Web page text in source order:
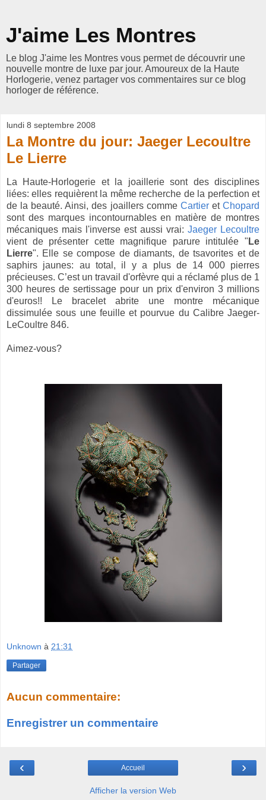
J'aime Les Montres
Le blog J'aime les Montres vous permet de découvrir une
nouvelle montre de luxe par jour. Amoureux de la Haute
Horlogerie, venez partager vos commentaires sur ce blog
horloger de référence.
lundi 8 septembre 2008
La Montre du jour: Jaeger Lecoultre
Le Lierre
La Haute-Horlogerie et la joaillerie sont des disciplines
liées: elles requièrent la même recherche de la perfection et
de la beauté. Ainsi, des joaillers comme CartieretChopard
sont des marques incontournables en matière de montres
mécaniques mais l'inverse est aussi vrai: Jaeger Lecoultre
vient de présenter cette magnifique parure intitulée " Le
Lierre". Elle se compose de diamants, de tsavorites et de
saphirs jaunes: au total, il y a plus de 14 000 pierres
précieuses. C’est un travail d'orfèvre qui a réclamé plus de 1
300 heures de sertissage pour un prix d'environ 3 millions
d'euros!! Le bracelet abrite une montre mécanique
dissimulée sous une feuille et pourvue du Calibre Jaeger-
LeCoultre 846.
Aimez-vous?
Unknown à 21:31
Partager
Aucun commentaire:
Enregistrer un commentaire
‹ ›
Accueil
Afficher la version Web